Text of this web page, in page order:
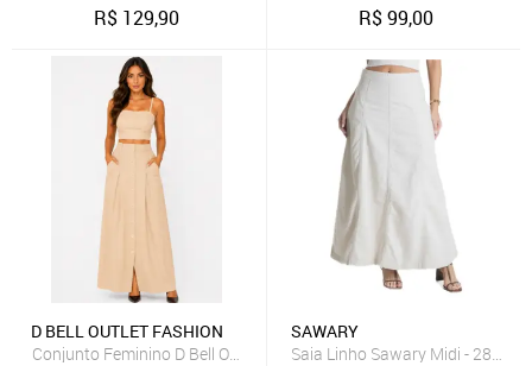
R$ 129,90 R$99,00
D BELL OUTLET FASHION
Conjunto Feminino D Bell Outlet Fashion Bege
SAWARY
Saia Linho Sawary Midi -